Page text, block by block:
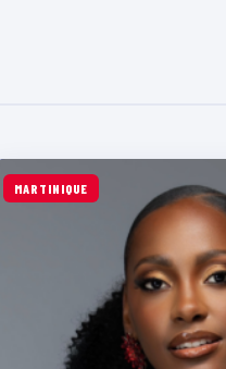
MARTINIQUE